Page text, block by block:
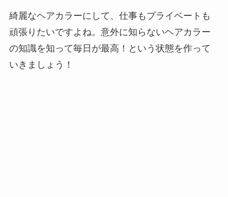
綺麗なヘアカラーにして、仕事もプライベートも
頑張りたいですよね。意外に知らないヘアカラー
の知識を知って毎日が最高！という状態を作って
いきましょう！